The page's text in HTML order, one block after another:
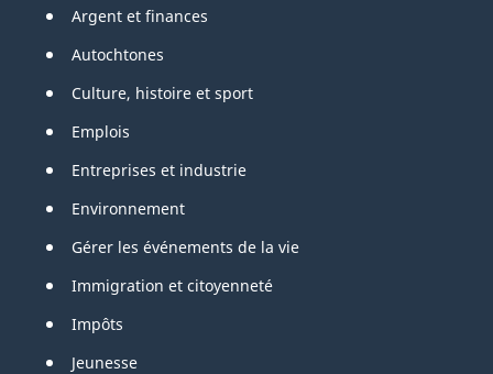
Pied
de
page
Argent et finances
Autochtones
Culture, histoire et sport
Emplois
Entreprises et industrie
Environnement
Gérer les événements de la vie
Immigration et citoyenneté
Impôts
Jeunesse